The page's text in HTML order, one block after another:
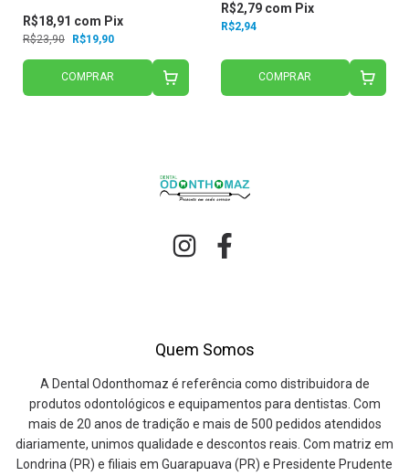
R$23,90 R$19,90
R$18,91 com Pix
COMPRAR
R$2,94
R$2,79 com Pix
COMPRAR
Quem Somos
A Dental Odonthomaz é referência como distribuidora de
produtos odontológicos e equipamentos para dentistas. Com
mais de 20 anos de tradição e mais de 500 pedidos atendidos
diariamente, unimos qualidade e descontos reais. Com matriz em
Londrina (PR) e filiais em Guarapuava (PR) e Presidente Prudente